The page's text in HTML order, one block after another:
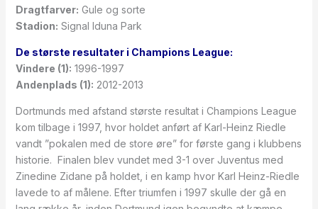
Dragtfarver: Gule og sorte
Stadion: Signal Iduna Park
De største resultater i Champions League:
Vindere (1): 1996-1997
Andenplads (1): 2012-2013
Dortmunds med afstand største resultat i Champions League
kom tilbage i 1997, hvor holdet anført af Karl-Heinz Riedle
vandt ”pokalen med de store øre” for første gang i klubbens
historie. Finalen blev vundet med 3-1 over Juventus med
Zinedine Zidane på holdet, i en kamp hvor Karl Heinz-Riedle
lavede to af målene. Efter triumfen i 1997 skulle der gå en